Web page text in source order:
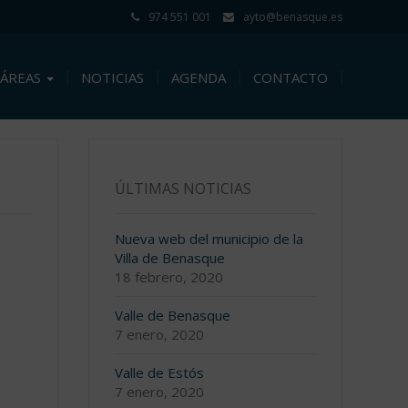
974 551 001 ayto@benasque.es
ÁREAS NOTICIAS AGENDA CONTACTO
ÚLTIMAS NOTICIAS
Nueva web del municipio de la
Villa de Benasque
18 febrero, 2020
Valle de Benasque
7 enero, 2020
Valle de Estós
7 enero, 2020